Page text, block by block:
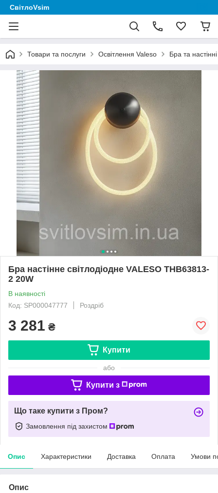
СвітлоVsim
Товари та послуги Освітлення Valeso Бра та
Бра настінне світлодіодне VALESO THB63813-
2 20W
В наявності
Код: SP000047777
Роздріб
3 281 ₴
Купити
або
Купити з
Що таке купити з Пром?
Замовлення під захистом
Опис Характеристики Доставка Оплата Умови
Опис